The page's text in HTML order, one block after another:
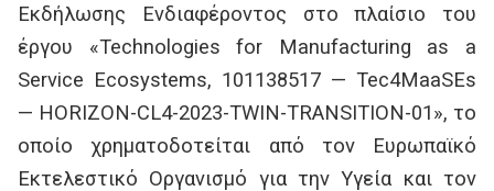
Εκδήλωσης Ενδιαφέροντος στο πλαίσιο του
έργου «Technologies for Manufacturing as a
Service Ecosystems, 101138517 — Tec4MaaSEs
— HORIZON-CL4-2023-TWIN-TRANSITION-01», το
οποίο χρηματοδοτείται από τον Ευρωπαϊκό
Εκτελεστικό Οργανισμό για την Υγεία και τον